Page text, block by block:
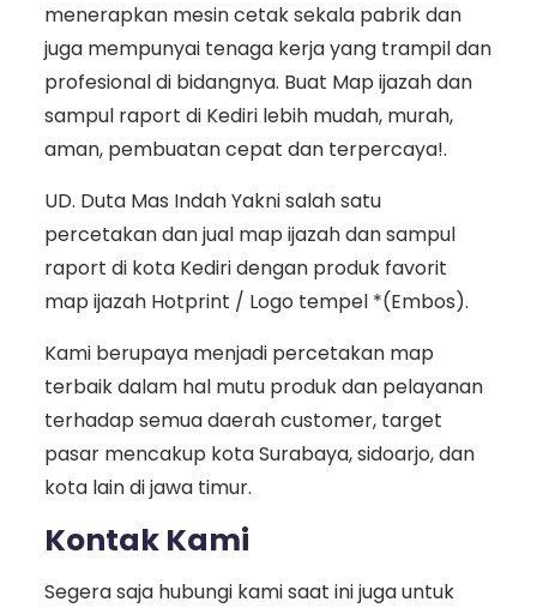
menerapkan mesin cetak sekala pabrik dan
juga mempunyai tenaga kerja yang trampil dan
profesional di bidangnya. Buat Map ijazah dan
sampul raport di Kediri lebih mudah, murah,
aman, pembuatan cepat dan terpercaya!.
UD. Duta Mas Indah Yakni salah satu
percetakan dan jual map ijazah dan sampul
raport di kota Kediri dengan produk favorit
map ijazah Hotprint / Logo tempel *(Embos).
Kami berupaya menjadi percetakan map
terbaik dalam hal mutu produk dan pelayanan
terhadap semua daerah customer, target
pasar mencakup kota Surabaya, sidoarjo, dan
kota lain di jawa timur.
Kontak Kami
Segera saja hubungi kami saat ini juga untuk